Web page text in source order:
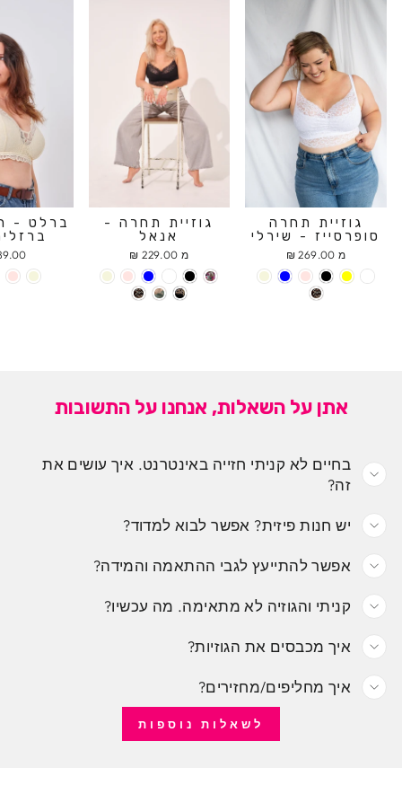
גוזיית תחרה
סופרסייז - שירלי
מ 269.00 ₪
גוזיית תחרה -
אנאל
מ 229.00 ₪
ברלט -
₪
אתן על השאלות, אנחנו על התשובות
בחיים לא קניתי חזייה באינטרנט. איך עושים את
זה?
יש חנות פיזית? אפשר לבוא למדוד?
אפשר להתייעץ לגבי ההתאמה והמידה?
קניתי והגוזיה לא מתאימה. מה עכשיו?
איך מכבסים את הגוזיות?
איך מחליפים/מחזירים?
לשאלות נוספות